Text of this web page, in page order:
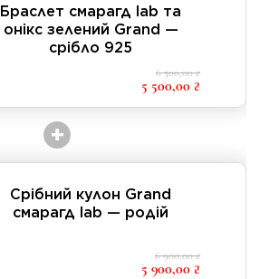
Браслет смарагд lab та
онікс зелений Grand —
срібло 925
6 500,00 ₴
5 500,00 ₴
+
Срібний кулон Grand
смарагд lab — родій
6 900,00 ₴
5 900,00 ₴